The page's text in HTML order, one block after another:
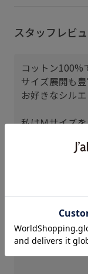
スタッフレビ
コットン100%
サイズ展開も
お好きなシル
私はＭサイズ
着丈は腰下あ